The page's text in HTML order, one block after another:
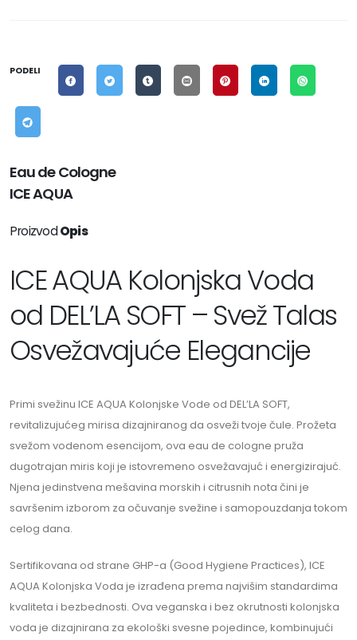
PODELI
Eau de Cologne
ICE AQUA
ProizvodOpis
ICE AQUA Kolonjska Voda
od DEL’LA SOFT – Svež Talas
Osvežavajuće Elegancije
Primi svežinu ICE AQUA Kolonjske Vode od DEL’LA SOFT,
revitalizujućeg mirisa dizajniranog da osveži tvoje čule. Prožeta
svežom vodenom esencijom, ova eau de cologne pruža
dugotrajan miris koji je istovremeno osvežavajuć i energizirajuć.
Njena jedinstvena mešavina morskih i citrusnih nota čini je
savršenim izborom za očuvanje svežine i samopouzdanja tokom
celog dana.
Sertifikovana od strane GHP-a (Good Hygiene Practices), ICE
AQUA Kolonjska Voda je izrađena prema najvišim standardima
kvaliteta i bezbednosti. Ova veganska i bez okrutnosti kolonjska
voda je dizajnirana za ekološki svesne pojedince, kombinujući